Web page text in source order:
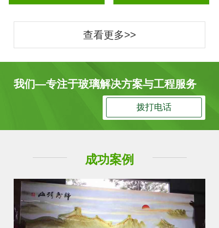
查看更多>>
我们—专注于玻璃解决方案与工程服务
拨打电话
成功案例